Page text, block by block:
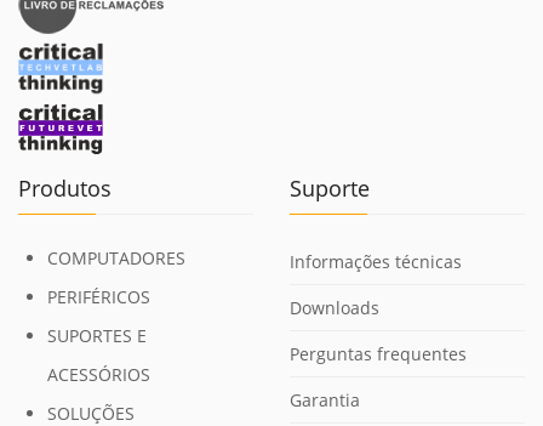
Produtos
COMPUTADORES
PERIFÉRICOS
SUPORTES E
ACESSÓRIOS
SOLUÇÕES
Suporte
Informações técnicas
Downloads
Perguntas frequentes
Garantia